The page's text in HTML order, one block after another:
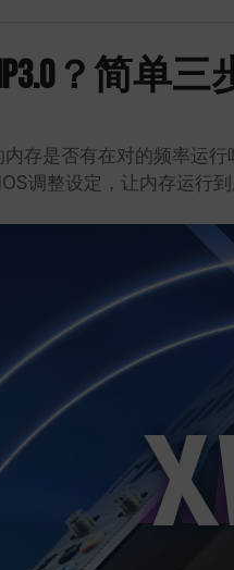
？简单
存是否有在对的频率运
调整设定，让内存运行